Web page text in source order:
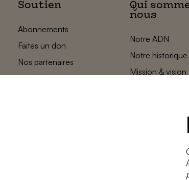
Soutien
Abonnements
Faites un don
Nos partenaires
Qui
nous
Notre ADN
Notre historique
Mission & vision